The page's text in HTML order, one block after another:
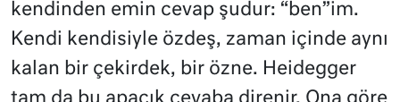
kendinden emin cevap şudur: “ben”im.
Kendi kendisiyle özdeş, zaman içinde aynı
kalan bir çekirdek, bir özne. Heidegger